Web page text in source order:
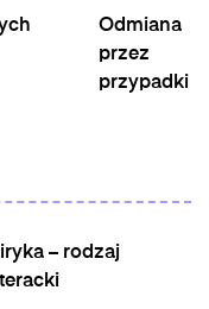
Odmiana
przez
przypadki
– rodzaj